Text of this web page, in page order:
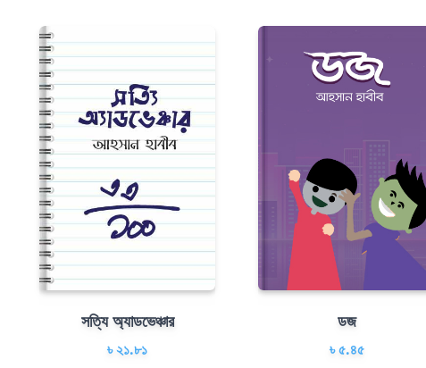
সত্যি অ্যাডভেঞ্চার
৳ ২১.৮১
ডজ
৳ ৫.৪৫